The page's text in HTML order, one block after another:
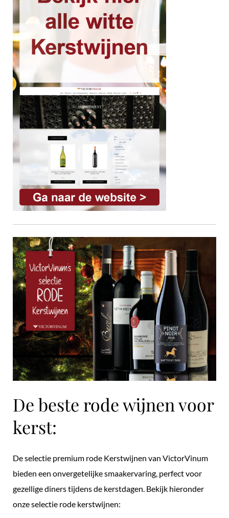
De beste rode wijnen voor
kerst:
De selectie premium rode Kerstwijnen van VictorVinum
bieden een onvergetelijke smaakervaring, perfect voor
gezellige diners tijdens de kerstdagen. Bekijk hieronder
onze selectie rode kerstwijnen: